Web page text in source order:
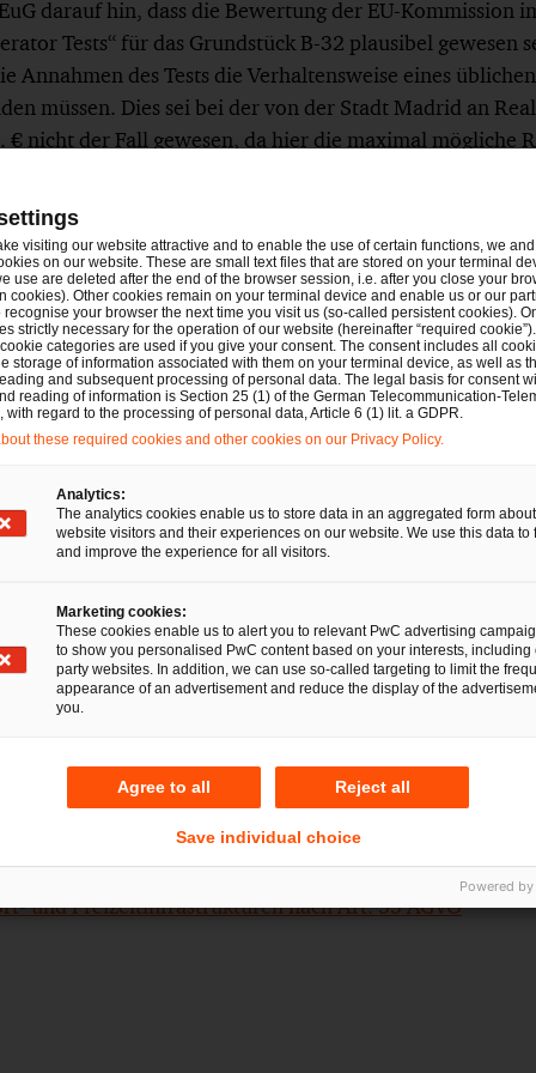
darauf hin, dass die Bewertung der EU-Kommission
Tests“ für das Grundstück B-32 plausibel gewesen
Annahmen des Tests die Verhaltensweise eines
müssen. Dies sei bei der von der Stadt Madrid an
€ nicht der Fall gewesen, da hier die maximal mögliche
worden sei. Das Kriterium des marktwirtschaftlich
gerichtet, die maximale Profitabilität zu ermitteln,
privater Investor unter Berücksichtigung der
die öffentliche Hand die Gewährung von Mitteln an
prüfen sollte. Dies gilt beispielsweise im Fall
Gewährung von Darlehen oder Zuschüssen zum
Hallen, Trainingsgelände, etc.). Mithilfe eines
zur Umsetzung einer Kapitalmaßnahme die
ausgeschlossen werden. Ohne eine sachgerechte
auch Jahre später die vollständige
diese Mittel jedoch bereits verwendet und somit
Rückzahlungsforderung nicht selten
Maßnahme planen bzw. durchführen, stehen wir
ob und wann ein Market Economy Operator Test
und Freizeitinfrastrukturen sowie die
haben wir auch bereits in früheren Blog-Beiträgen
– Anwendung betriebswirtschaftlicher Analysen im
und Freizeitinfrastrukturen nach Art. 55 AGVO
visiting our website attractive and to enable the use of certain functions, we
on our website. These are small text files that are stored on your terminal
use are deleted after the end of the browser session, i.e. after you close your
cookies). Other cookies remain on your terminal device and enable us or our
your browser the next time you visit us (so-called persistent cookies).
strictly necessary for the operation of our website (hereinafter “required
categories are used if you give your consent. The consent includes all
storage of information associated with them on your terminal device, as well as
and subsequent processing of personal data. The legal basis for consent
reading of information is Section 25 (1) of the German Telecommunication-
with regard to the processing of personal data, Article 6 (1) lit. a GDPR.
these required cookies and other cookies on our Privacy Policy.
Analytics:
The analytics cookies enable us to store data in an aggregated form
website visitors and their experiences on our website. We use this data to
and improve the experience for all visitors.
Marketing cookies:
These cookies enable us to alert you to relevant PwC advertising
to show you personalised PwC content based on your interests, including
party websites. In addition, we can use so-called targeting to limit the
appearance of an advertisement and reduce the display of the
you.
Agree to all Reject all
Save individual choice
Powered by